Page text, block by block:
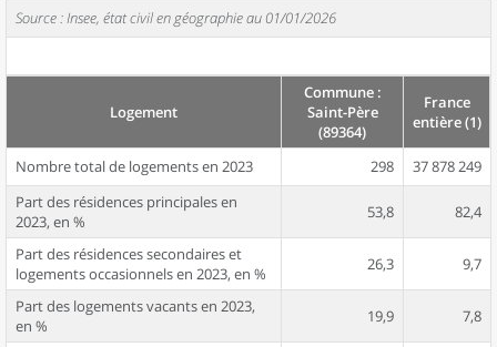
Source : Insee, état civil en géographie au 01/01/2026
Logement
Commune :
Saint-Père
(89364)
France
entière (1)
Nombre total de logements en 2023 298
37 878 249
Part des résidences principales en
2023, en %
53,8 82,4
Part des résidences secondaires et
logements occasionnels en 2023, en %
26,3 9,7
Part des logements vacants en 2023,
en %
19,9 7,8